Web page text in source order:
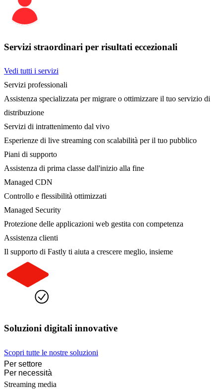
Servizi straordinari per risultati eccezionali
Vedi tutti i servizi
Servizi professionali
Assistenza specializzata per migrare o ottimizzare il tuo servizio di
distribuzione
Servizi di intrattenimento dal vivo
Esperienze di live streaming con scalabilità per il tuo pubblico
Piani di supporto
Assistenza di prima classe dall'inizio alla fine
Managed CDN
Controllo e flessibilità ottimizzati
Managed Security
Protezione delle applicazioni web gestita con competenza
Assistenza clienti
Il supporto di Fastly ti aiuta a crescere meglio, insieme
Soluzioni digitali innovative
Scopri tutte le nostre soluzioni
Per settore
Per necessità
Streaming media